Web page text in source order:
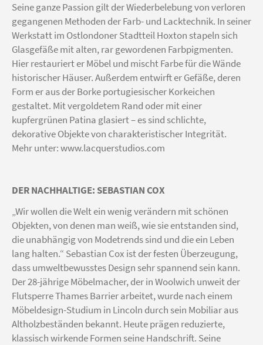
Seine ganze Passion gilt der Wiederbelebung von verloren
gegangenen Methoden der Farb- und Lacktechnik. In seiner
Werkstatt im Ostlondoner Stadtteil Hoxton stapeln sich
Glasgefäße mit alten, rar gewordenen Farbpigmenten.
Hier restauriert er Möbel und mischt Farbe für die Wände
historischer Häuser. Außerdem entwirft er Gefäße, deren
Form er aus der Borke portugiesischer Korkeichen
gestaltet. Mit vergoldetem Rand oder mit einer
kupfergrünen Patina glasiert – es sind schlichte,
dekorative Objekte von charakteristischer Integrität.
Mehr unter:www.lacquerstudios.com
DER NACHHALTIGE: SEBASTIAN COX
„Wir wollen die Welt ein wenig verändern mit schönen
Objekten, von denen man weiß, wie sie entstanden sind,
die unabhängig von Modetrends sind und die ein Leben
lang halten.“ Sebastian Cox ist der festen Überzeugung,
dass umweltbewusstes Design sehr spannend sein kann.
Der 28-jährige Möbelmacher, der in Woolwich unweit der
Flutsperre Thames Barrier arbeitet, wurde nach einem
Möbeldesign-Studium in Lincoln durch sein Mobiliar aus
Altholzbeständen bekannt. Heute prägen reduzierte,
klassisch wirkende Formen seine Handschrift. Seine